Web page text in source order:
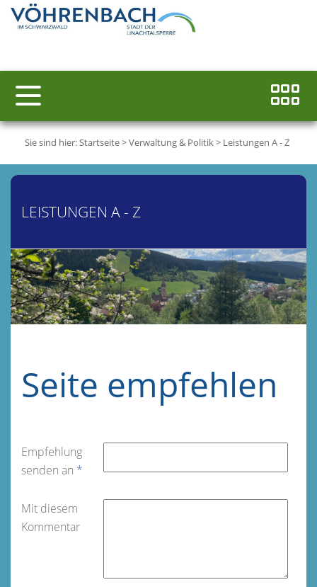
Sie sind hier:Startseite>Verwaltung & Politik> Leistungen A - Z
LEISTUNGEN A - Z
Seite empfehlen
Empfehlung
senden an *
Mit diesem
Kommentar